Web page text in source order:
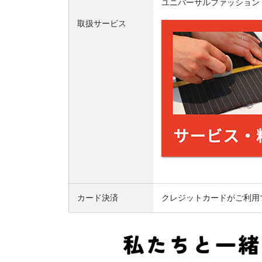
取扱サービス
ユニバーサルファッション
カード決済 クレジットカードがご利用